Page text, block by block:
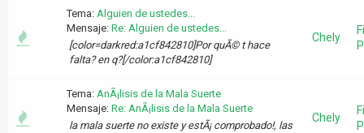
Tema: Alguien de ustedes...
Mensaje: Re: Alguien de ustedes...
[color=darkred:a1cf842810]Por quÃ© t hace
falta? en q?[/color:a1cf842810]
Chely
Tema: AnÃ¡lisis de la Mala Suerte
Mensaje: Re: AnÃ¡lisis de la Mala Suerte
la mala suerte no existe y estÃ¡ comprobado!, las
Chely